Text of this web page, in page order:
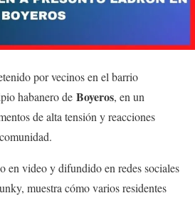
por vecinos en el barrio
habanero de Boyeros, en un
de alta tensión y reacciones
en video y difundido en redes sociales
muestra cómo varios residentes